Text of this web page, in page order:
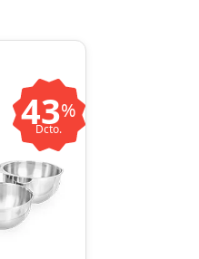
43%
Dcto.